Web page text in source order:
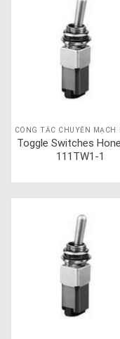
Toggle Switches
111TW1-1